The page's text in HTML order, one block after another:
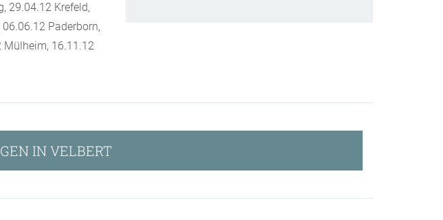
29.04.12 Krefeld,
Paderborn,
Mülheim, 16.11.12
IN VELBERT